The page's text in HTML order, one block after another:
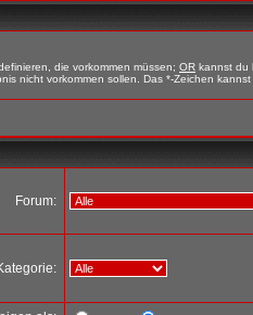
die vorkommen müssen; OR kannst du
nicht vorkommen sollen. Das *-Zeichen
Forum: